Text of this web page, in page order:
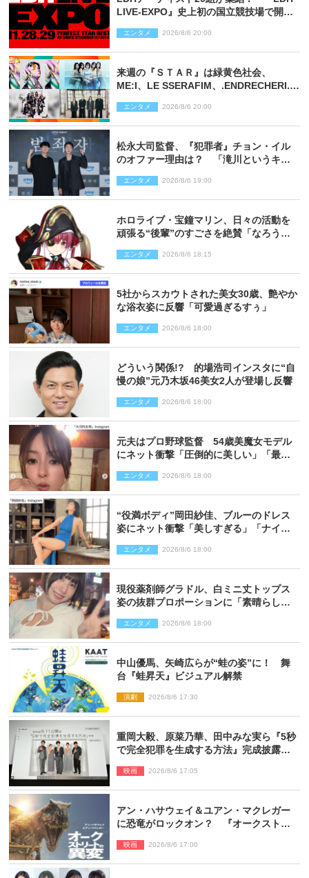
LIVE‐EXPO』史上初の国立競技場で開催
エンタメ 2026/8/6 20:00
来週の『ＳＴＡＲ』は緑黄色社会、
ME:I、LE SSERAFIM、.ENDRECHERI.が
エンタメ 2026/8/6 20:00
松永大司監督、『犯罪者』チョン・イル
のオファー理由は？ 「滝川というキャ
かった」
エンタメ 2026/8/6 19:00
ホロライブ・宝鐘マリン、日々の活動を
頑張る“後輩”のすごさを絶賛「なろう系
エンタメ 2026/8/6 18:15
5社からスカウトされた美女30歳、艶やか
な浴衣姿に反響「可愛過ぎるすぅ」
エンタメ 2026/8/6 18:00
どういう関係!? 的場浩司インスタに“自
慢の娘”元乃木坂46美女2人が登場し反響
エンタメ 2026/8/6 18:00
元夫はプロ野球監督 54歳美魔女モデル
にネット衝撃「圧倒的に美しい」「最強
エンタメ 2026/8/6 18:00
“役満ボディ”岡田紗佳、ブルーのドレス
姿にネット衝撃「美しすぎる」「ナイ
エンタメ 2026/8/6 18:00
現役薬剤師グラドル、白ミニ丈トップス
姿の抜群プロポーションに「素晴らしす
エンタメ 2026/8/6 18:00
中山優馬、矢崎広らが“蛙の姿”に！ 舞
台『蛙昇天』ビジュアル解禁
演劇 2026/8/6 17:30
重岡大毅、原菜乃華、田中みな実ら『5秒
で完全犯罪を生成する方法』完成披露に
映画 2026/8/6 17:05
アン・ハサウェイ＆ユアン・マクレガー
に恐竜がロックオン？ 『オークストリ
解禁
映画 2026/8/6 17:00